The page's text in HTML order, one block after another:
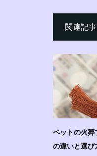
関連記
ペットの火葬
の違いと選び